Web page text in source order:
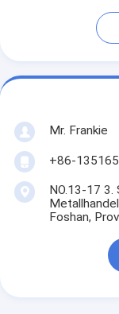
Mr. Frankie
+86-
NO.13-17 3.
Foshan,